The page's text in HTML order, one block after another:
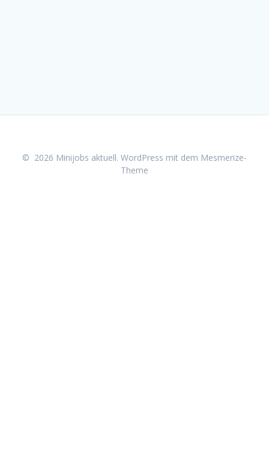
© 2026 Minijobs aktuell. WordPress mit dem Mesmerize-
Theme